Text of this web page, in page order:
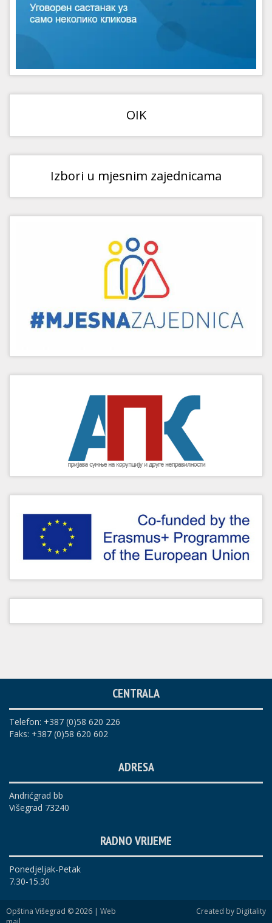
OIK
Izbori u mjesnim zajednicama
CENTRALA
Telefon: +387 (0)58 620 226
Faks: +387 (0)58 620 602
ADRESA
Andrićgrad bb
Višegrad 73240
RADNO VRIJEME
Ponedjeljak-Petak
7.30-15.30
Opština Višegrad © 2026 | Web
Created by Digitality